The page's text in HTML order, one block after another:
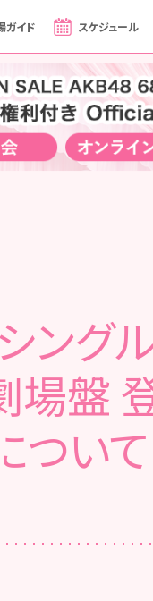
ガイド スケジュール
ング
場盤
ついて